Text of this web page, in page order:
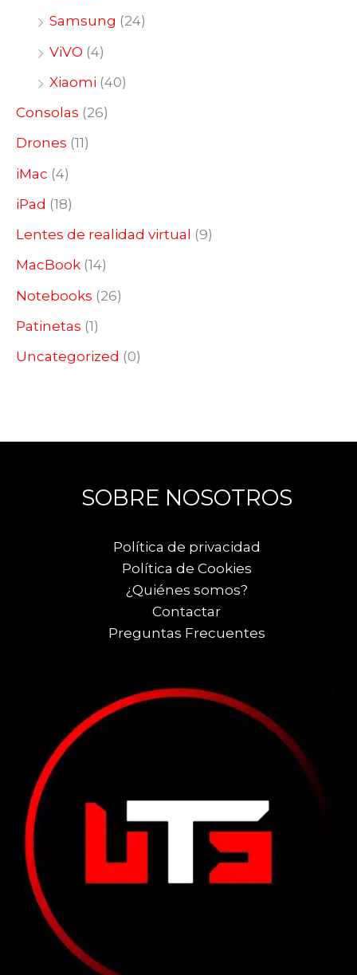
Samsung (24)
ViVO (4)
Xiaomi (40)
Consolas (26)
Drones (11)
iMac (4)
iPad (18)
Lentes de realidad virtual
(9)
MacBook (14)
Notebooks (26)
Patinetas (1)
Uncategorized (0)
SOBRE NOSOTROS
Política de privacidad
Política de Cookies
¿Quiénes somos?
Contactar
Preguntas Frecuentes